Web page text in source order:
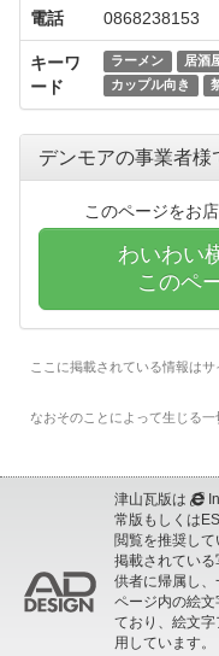
電話 0868238153
キーワ
ード
ラーメン 居酒
カップル向き
デンモアの事業者様
このページをお
わいわい
このペ
ここに掲載されている情報は
なおそのことによって生じる
津山瓦版は
常版もしくは
閲覧を推奨して
掲載されてい
供者に帰属し、
ページ内の絵文
ており、絵文
用しています。